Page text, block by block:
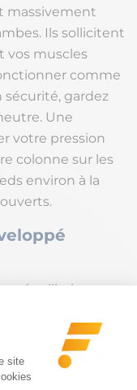
massivement
Ils sollicitent
vos muscles
comme
sécurité, gardez
Une
votre pression
colonne sur les
environ à la
militaire,
partagent
sur l’une,
la stabilité
pour créer